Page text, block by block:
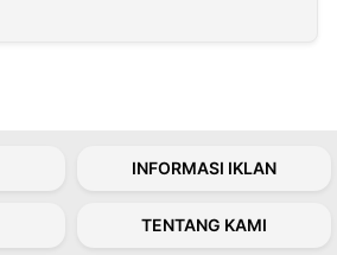
INFORMASI IKLAN
TENTANG KAMI